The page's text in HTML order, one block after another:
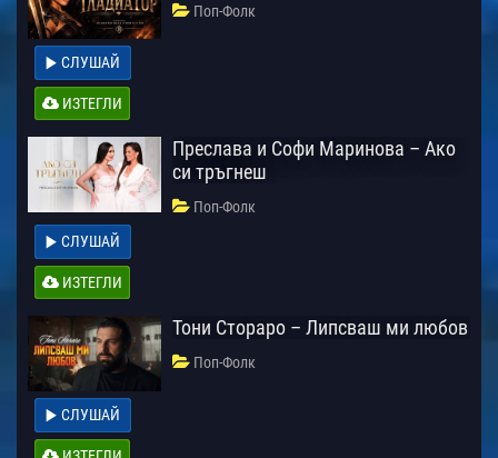
Поп-Фолк
СЛУШАЙ
ИЗТЕГЛИ
Преслава и Софи Маринова – Ако
си тръгнеш
Поп-Фолк
СЛУШАЙ
ИЗТЕГЛИ
Тони Стораро – Липсваш ми любов
Поп-Фолк
СЛУШАЙ